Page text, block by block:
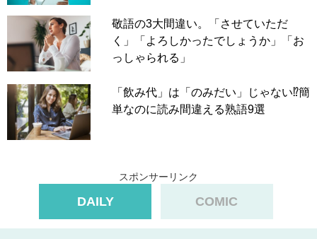
敬語の3大間違い。「させていただ
く」「よろしかったでしょうか」「お
っしゃられる」
「飲み代」は「のみだい」じゃない⁉簡
単なのに読み間違える熟語9選
スポンサーリンク
DAILY COMIC